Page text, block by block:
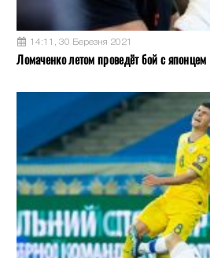
14:11, 30 Березня 2021
Ломаченко летом проведёт бой с японцем